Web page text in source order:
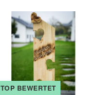
TOP BEWERTET